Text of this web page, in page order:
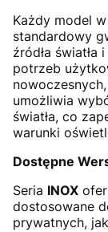
Każdy model
standardowy
źródła
potrzeb
umożliwia
światła, co
warunki
Dostępne
Seria INOX
dostosowane
prywatnych,